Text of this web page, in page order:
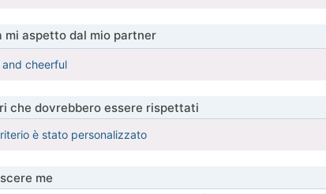
mi aspetto dal mio partner
cheerful
che dovrebbero essere rispettati
è stato personalizzato
me